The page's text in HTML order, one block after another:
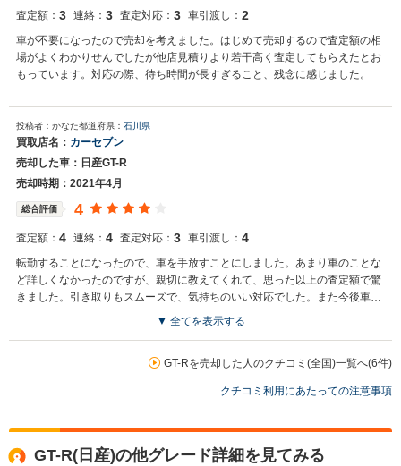
い申し上げます。
査定額： 3 連絡： 3 査定対応： 3 車引渡し： 2
車が不要になったので売却を考えました。はじめて売却するので査定額の相
場がよくわかりせんでしたが他店見積りより若干高く査定してもらえたとお
もっています。対応の際、待ち時間が長すぎること、残念に感じました。
投稿者：かなた都道府県： 石川県
買取店名： カーセブン
売却した車：日産GT-R
売却時期：2021年4月
総合評価 4
査定額： 4 連絡： 4 査定対応： 3 車引渡し： 4
転勤することになったので、車を手放すことにしました。あまり車のことな
ど詳しくなかったのですが、親切に教えてくれて、思った以上の査定額で驚
きました。引き取りもスムーズで、気持ちのいい対応でした。また今後車を
売る機会があれば利用したいです。
▼ 全てを表示する
GT-Rを売却した人のクチコミ(全国)一覧へ(6件)
クチコミ利用にあたっての注意事項
GT-R(日産)の他グレード詳細を見てみる